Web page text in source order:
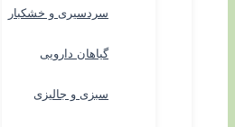
سردسیری و خشکبار
گیاهان دارویی
سبزی و جالیزی